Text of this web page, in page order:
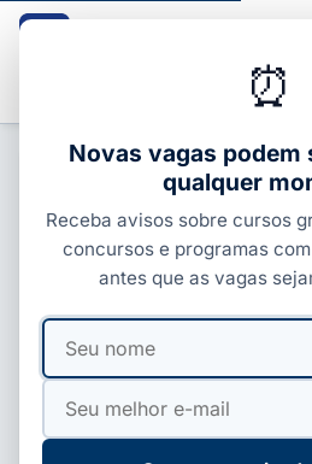
CURSOS COM CERTIFICADO
Cursos técnicos
Minas Gerais 2026:
Futuro e IFMG
PorIvan Alves
⏰
Novas vagas podem
qualquer
Receba avisos sobre cursos
concursos e programas
antes que as vagas
Seu
nome
Seu
mail